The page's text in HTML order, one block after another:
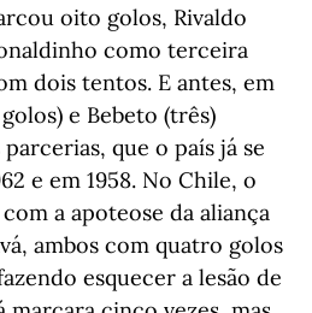
oito golos, Rivaldo
como terceira
dois tentos. E antes, em
e Bebeto (três)
que o país já se
e em 1958. No Chile, o
a apoteose da aliança
ambos com quatro golos
esquecer a lesão de